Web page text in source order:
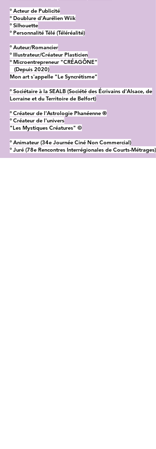
° Acteur de Publicité
° Doublure d'Aurélien Wiik
° Silhouette
° Personnalité Télé (Téléréalité)
° Auteur/Romancier
° Illustrateur/Créateur Plasticien
° Microentrepreneur "CRÉAGÔNE"
(Depuis 2020)
Mon art s'appelle "Le Syncrétisme"
° Sociétaire à la SEALB (Société des Écrivains d'Alsace, de
Lorraine et du Territoire de Belfort)
° Créateur de l'Astrologie Phanéenne ®
° Créateur de l'univers
"Les Mystiques Créatures" ©
° Animateur (34e Journée Ciné Non Commercial)
° Juré (78e Rencontres Interrégionales de Courts-Métrages)